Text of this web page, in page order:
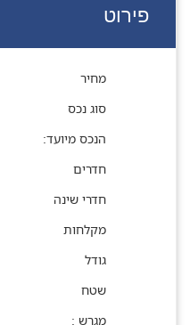
פירוט
מחיר
סוג נכס
הנכס מיועד:
חדרים
חדרי שינה
מקלחות
גודל
שטח
מגרש :